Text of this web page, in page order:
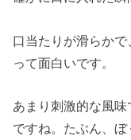
口当たりが滑らか
って面白いです。
あまり刺激的な風
ですね。たぶん、